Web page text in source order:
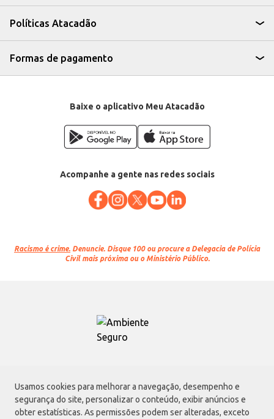
Usamos cookies para melhorar a navegação, desempenho e
segurança do site, personalizar o conteúdo, exibir anúncios e
obter estatísticas. As permissões podem ser alteradas, exceto
Políticas Atacadão
Formas de pagamento
Baixe o aplicativo Meu Atacadão
Acompanhe a gente nas redes sociais
Racismo é crime. Denuncie. Disque 100 ou procure a Delegacia de Polícia
Civil mais próxima ou o Ministério Público.
Atacadão S.A.
Avenida Morvan Dias de Figueiredo, 6169, Vila Maria, São Paulo - SP | CEP
02170-901 | CNPJ: 75.315.333/0001-09